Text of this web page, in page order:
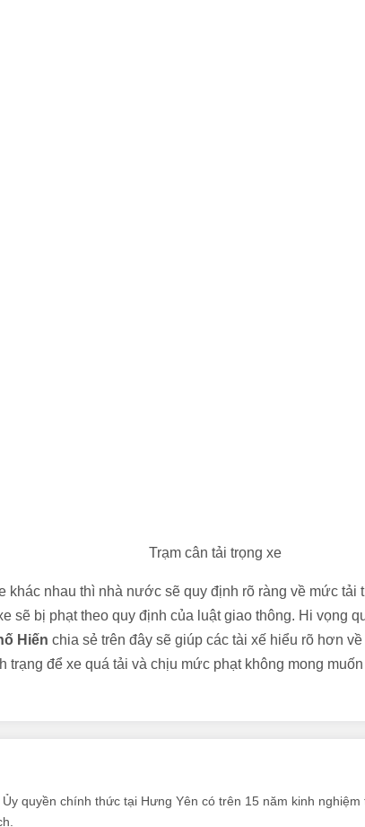
Trạm cân tải trọng xe
khác nhau thì nhà nước sẽ quy định rõ ràng về mức
sẽ bị phạt theo quy định của luật giao thông. Hi vọng
Hiến chia sẻ trên đây sẽ giúp các tài xế hiểu rõ hơn
trạng để xe quá tải và chịu mức phạt không mong muốn
quyền chính thức tại Hưng Yên có trên 15 năm kinh